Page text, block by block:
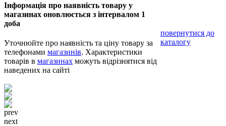
Інформація про наявність товару у
магазинах оновлюється з інтервалом 1
доба
Уточнюйте про наявність та ціну товару за
телефонами магазинів. Характеристики
товарів в магазинах можуть відрізнятися від
наведених на сайті
повернутися до
каталогу
prev
next